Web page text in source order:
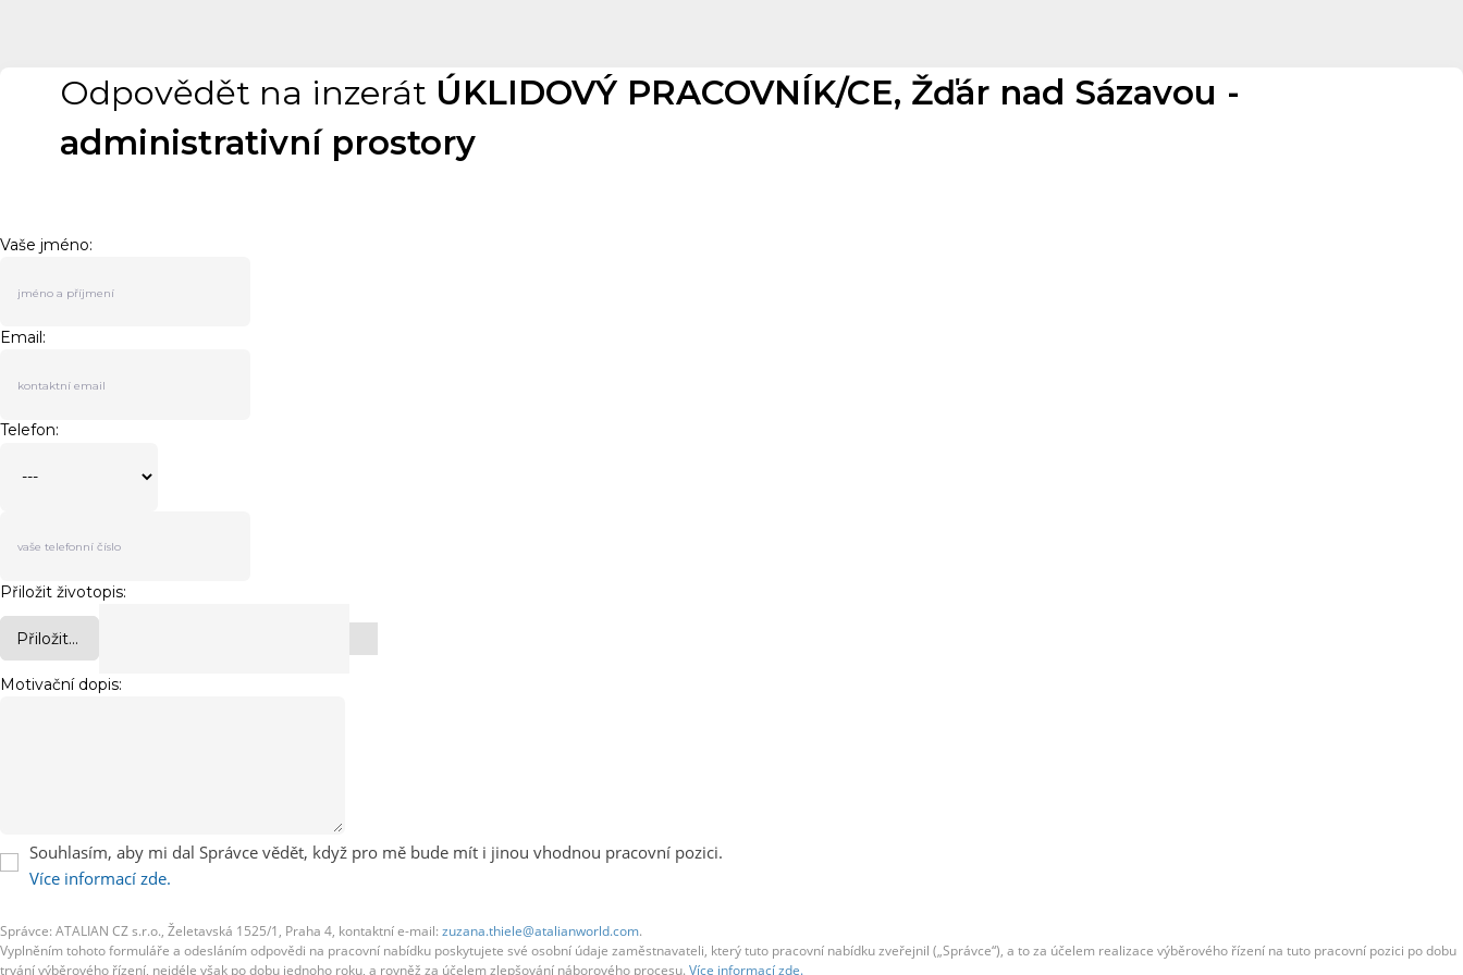
Odpovědět na inzerát ÚKLIDOVÝ PRACOVNÍK/CE, Žďár nad Sázavou -
administrativní prostory
Vaše jméno:
Email:
Telefon:
Přiložit životopis:
Přiložit...
Motivační dopis:
Souhlasím, aby mi dal Správce vědět, když pro mě bude mít i jinou vhodnou pracovní pozici.
Více informací zde.
Správce: ATALIAN CZ s.r.o., Želetavská 1525/1, Praha 4, kontaktní e-mail: zuzana.thiele@atalianworld.com.
Vyplněním tohoto formuláře a odesláním odpovědi na pracovní nabídku poskytujete své osobní údaje zaměstnavateli, který tuto pracovní nabídku zveřejnil („Správce“), a to za účelem realizace výběrového řízení na tuto pracovní pozici po dobu
trvání výběrového řízení, nejdéle však po dobu jednoho roku, a rovněž za účelem zlepšování náborového procesu. Více informací zde.